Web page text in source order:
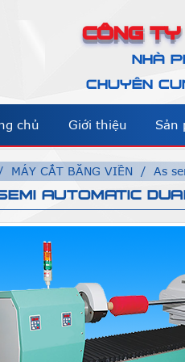
CÔNG TY
NHÀ
CHUYÊN
chủ Giới thiệu Sản
MÁY CẮT BĂNG VIỀN As
AUTOMATIC